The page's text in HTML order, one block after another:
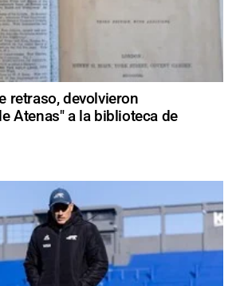
retraso, devolvieron
Atenas" a la biblioteca de